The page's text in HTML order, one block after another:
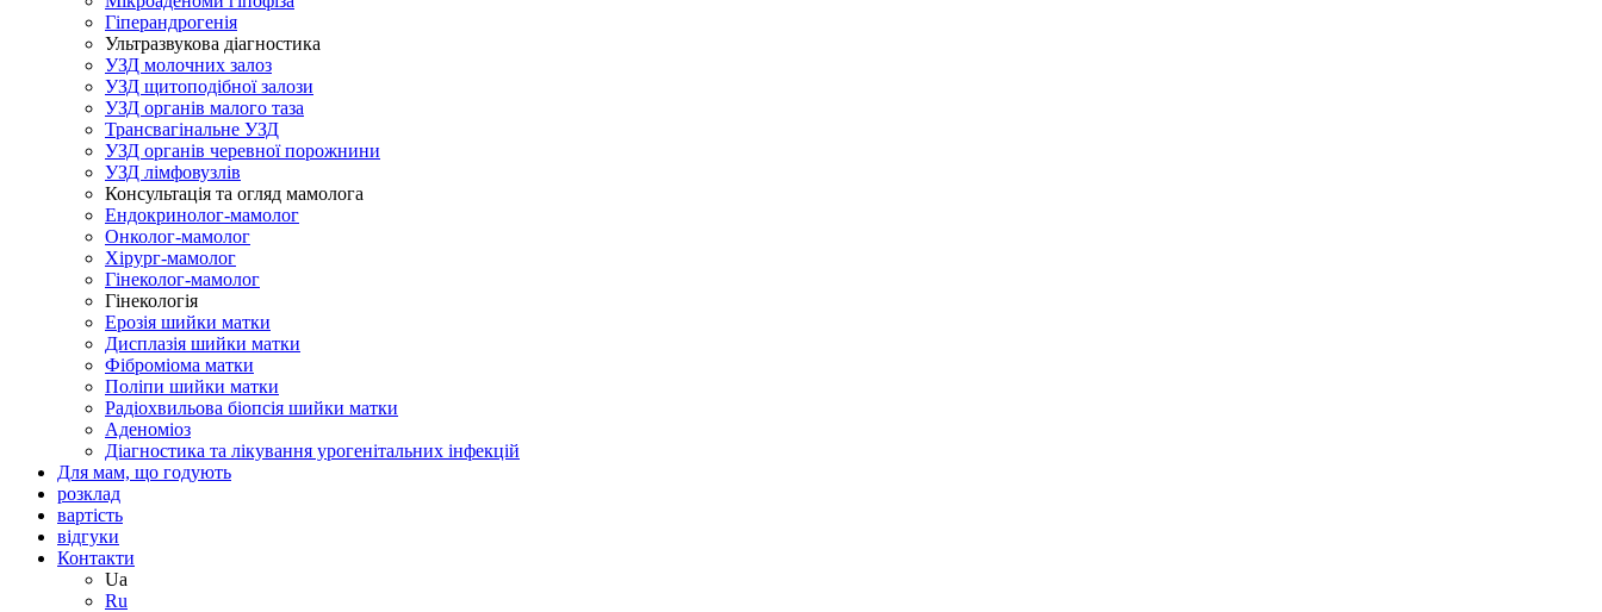
Гіперандрогенія
Ультразвукова діагностика
УЗД молочних залоз
УЗД щитоподібної залози
УЗД органів малого таза
Трансвагінальне УЗД
УЗД органів черевної порожнини
УЗД лімфовузлів
Консультація та огляд мамолога
Ендокринолог-мамолог
Онколог-мамолог
Хірург-мамолог
Гінеколог-мамолог
Гінекологія
Ерозія шийки матки
Дисплазія шийки матки
Фіброміома матки
Поліпи шийки матки
Радіохвильова біопсія шийки матки
Аденоміоз
Діагностика та лікування урогенітальних інфекцій
Для мам, що годують
розклад
вартість
відгуки
Контакти
Ua
Ru